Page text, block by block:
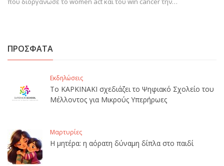
ΠΡΟΣΦΑΤΑ
Εκδηλώσεις
Το ΚΑΡΚΙΝΑΚΙ σχεδιάζει το Ψηφιακό Σχολείο του
Μέλλοντος για Μικρούς Υπερήρωες
Μαρτυρίες
Η μητέρα: η αόρατη δύναμη δίπλα στο παιδί